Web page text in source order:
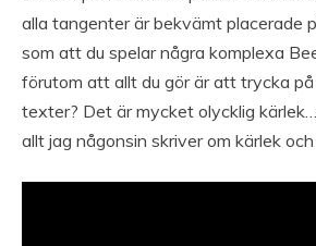
alla tangenter är bekvämt placerade
som att du spelar några komplexa
förutom att allt du gör är att trycka
texter? Det är mycket olycklig
allt jag någonsin skriver om kärlek